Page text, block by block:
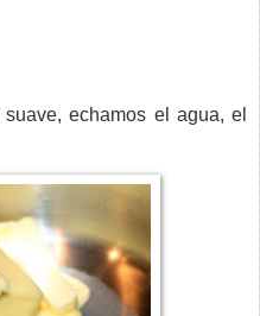
echamos el agua, el